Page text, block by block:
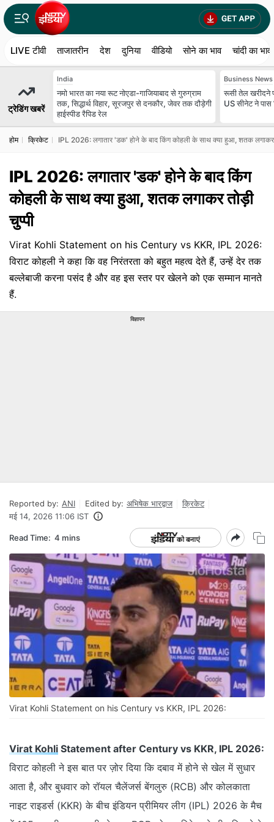
LIVE टीवी ताजातरीन देश दुनिया वीडियो सोने का भाव चांदी का भाव
ट्रेडिंग खबरें
India
नमो भारत का नया रूट नोएडा-गाजियाबाद से गुरुग्राम
तक, सिद्धार्थ विहार, सूरजपुर से दनकौर, जेवर तक दौड़ेगी
हाईस्पीड रैपिड रेल
Business News
रूसी तेल खरीदने
US सीनेट ने पास
होम क्रिकेट IPL 2026: लगातार 'डक' होने के बाद किंग कोहली के साथ क्या हुआ, शतक लगाकर
IPL 2026: लगातार 'डक' होने के बाद किंग
कोहली के साथ क्या हुआ, शतक लगाकर तोड़ी
चुप्पी
Virat Kohli Statement on his Century vs KKR, IPL 2026:
विराट कोहली ने कहा कि वह निरंतरता को बहुत महत्व देते हैं, उन्हें देर तक
बल्लेबाजी करना पसंद है और वह इस स्तर पर खेलने को एक सम्मान मानते
हैं.
विज्ञापन
Reported by: ANI Edited by: अभिषेक भारद्वाज
क्रिकेट
मई 14, 2026 11:06 IST
Read Time: 4 mins
Virat Kohli Statement on his Century vs KKR, IPL 2026:
Virat Kohli Statement after Century vs KKR, IPL 2026:
विराट कोहली ने इस बात पर ज़ोर दिया कि दबाव में होने से खेल में सुधार
आता है, और बुधवार को रॉयल चैलेंजर्स बेंगलुरु (RCB) और कोलकाता
नाइट राइडर्स (KKR) के बीच इंडियन प्रीमियर लीग (IPL) 2026 के मैच